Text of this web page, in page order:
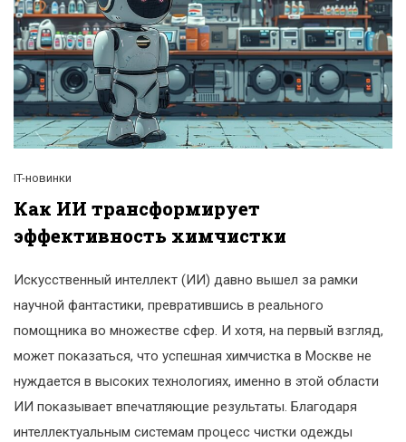
IT-новинки
Как ИИ трансформирует
эффективность химчистки
Искусственный интеллект (ИИ) давно вышел за рамки
научной фантастики, превратившись в реального
помощника во множестве сфер. И хотя, на первый взгляд,
может показаться, что успешная химчистка в Москве не
нуждается в высоких технологиях, именно в этой области
ИИ показывает впечатляющие результаты. Благодаря
интеллектуальным системам процесс чистки одежды